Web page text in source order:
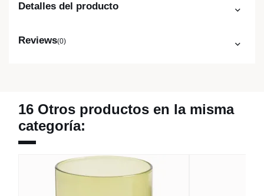
Detalles del producto
Reviews(0)
16 Otros productos en la misma
categoría: